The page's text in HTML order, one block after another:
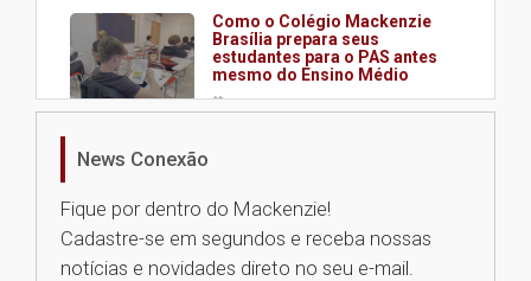
Como o Colégio Mackenzie
Brasília prepara seus
estudantes para o PAS antes
mesmo do Ensino Médio
04.08.2026
na educação dos filhos além da
escola
04.08.2026
News Conexão
Fique por dentro do Mackenzie!
Cadastre-se em segundos e receba nossas
notícias e novidades direto no seu e-mail.